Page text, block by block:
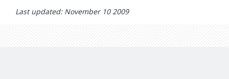
Last updated: November 10 2009